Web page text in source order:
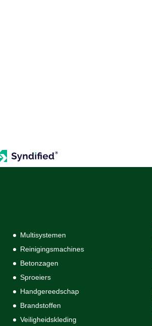
Multisystemen
Reinigingsmachines
Betonzagen
Sproeiers
Handgereedschap
Brandstoffen
Veiligheidskleding